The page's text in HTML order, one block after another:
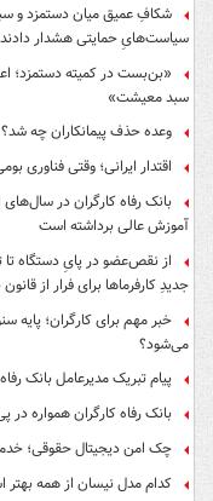
شکافِ عمیق میان دستمزد و
سیاست‌هایِ حمایتی هشدار دادند
«بن‌بست در کمیته دستمزد؛
سبد معیشت»
وعده حذف پیمانکاران چه
اقتدار ایرانی؛ وقتی فناوری
بانک رفاه کارگران در
آموزش عالی برداشته است
از نقص‌عضو در پایِ دستگاه
جدیدِ کارفرماها برای فرار از
خبر مهم برای کارگران؛ پایه
می‌شود؟
پیام تبریک مدیرعامل بانک
بانک رفاه کارگران همواره
چک امن دیجیتال حقوقی؛
کدام مدل نیسان از همه